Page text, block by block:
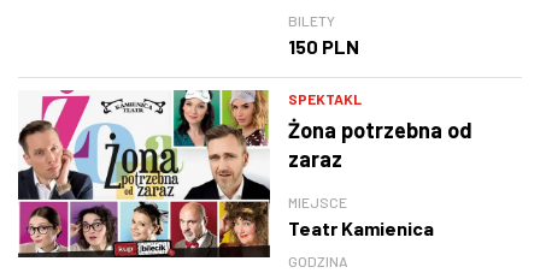
BILETY
150 PLN
SPEKTAKL
Żona potrzebna od
zaraz
MIEJSCE
Teatr Kamienica
GODZINA